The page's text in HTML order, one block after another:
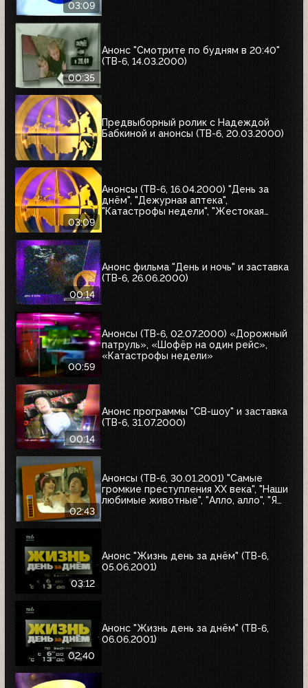
03:09
00:35
Анонс "Смотрите по будням в 20:40"
(ТВ-6, 14.03.2000)
Предвыборный ролик с Надеждой
Бабкиной и анонсы (ТВ-6, 20.03.2000)
03:09
Анонсы (ТВ-6, 16.04.2000) "День за
днём", "Дежурная аптека",
"Катастрофы недели", "Жестокая
00:14
Анонс фильма "День и ночь" и заставка
(ТВ-6, 26.06.2000)
00:59
Анонсы (ТВ-6, 02.07.2000) «Дорожный
патруль», «Шофёр на один рейс»,
«Катастрофы недели»
00:14
Анонс программы "СВ-шоу" и заставка
(ТВ-6, 31.07.2000)
02:43
Анонсы (ТВ-6, 30.01.2001) "Самые
громкие преступления XX века", "Наши
любимые животные", "Алло, алло", "Я
03:12
Анонс "Жизнь день за днём" (ТВ-6,
05.06.2001)
02:40
Анонс "Жизнь день за днём" (ТВ-6,
06.06.2001)